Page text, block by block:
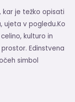
kar je težko opisati
ujeta v pogledu.Ko
kulturo in
Edinstvena
simbol